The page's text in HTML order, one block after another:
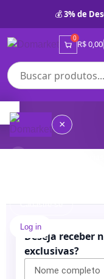
💰3% de
0
R$ 0,00
×
somos
Lojas
Próprias
Categorias
Cadastre-se
Log in
Deseja receber
exclusivas?